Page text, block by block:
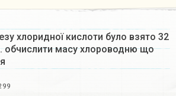
хлоридної кислоти було взято 32
обчислити масу хлороводню що